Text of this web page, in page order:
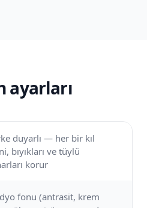
ayarları
duyarlı — her bir kıl
bıyıkları ve tüylü
korur
fonu (antrasit, krem